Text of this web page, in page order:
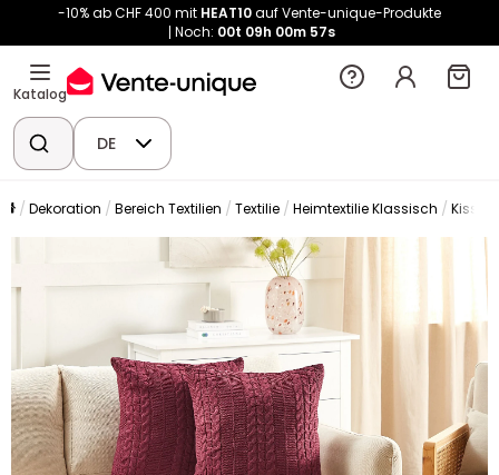
-10% ab CHF 400 mit HEAT10auf Vente-unique-Produkte
Noch: 00t 09h 00m 57s
Katalog
DE
Dekoration Bereich Textilien Textilie Heimtextilie Klassisch Kissen